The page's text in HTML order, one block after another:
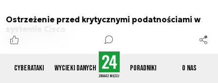
Cyberataki Wycieki danych Poradniki O nas
Ostrzeżenie przed krytycznymi podatnościami w
systemie Cisco
1 min.